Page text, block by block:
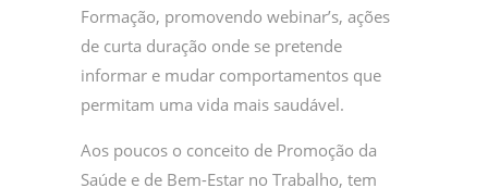
Formação, promovendo webinar’s, ações
de curta duração onde se pretende
informar e mudar comportamentos que
permitam uma vida mais saudável.
Aos poucos o conceito de Promoção da
Saúde e de Bem-Estar no Trabalho, tem